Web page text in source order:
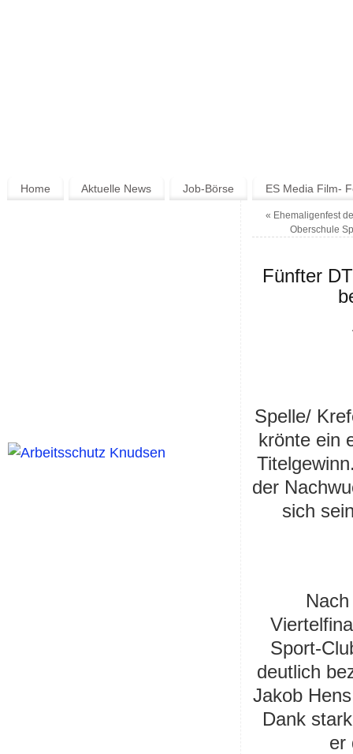
Home Aktuelle News Job-Börse ES Media Film-
« Ehemaligenfest
Oberschule
Fünfter
Spelle/
krönte ein
der
sich
Sport-
deutlich
Jakob
Dank
er